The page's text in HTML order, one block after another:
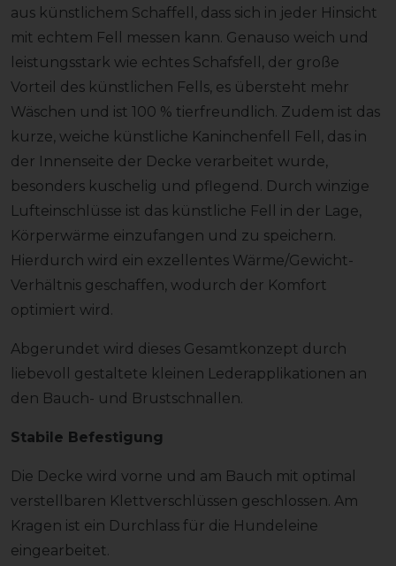
aus künstlichem Schaffell, dass sich in jeder Hinsicht
mit echtem Fell messen kann. Genauso weich und
leistungsstark wie echtes Schafsfell, der große
Vorteil des künstlichen Fells, es übersteht mehr
Wäschen und ist 100 % tierfreundlich. Zudem ist das
kurze, weiche künstliche Kaninchenfell Fell, das in
der Innenseite der Decke verarbeitet wurde,
besonders kuschelig und pflegend. Durch winzige
Lufteinschlüsse ist das künstliche Fell in der Lage,
Körperwärme einzufangen und zu speichern.
Hierdurch wird ein exzellentes Wärme/Gewicht-
Verhältnis geschaffen, wodurch der Komfort
optimiert wird.
Abgerundet wird dieses Gesamtkonzept durch
liebevoll gestaltete kleinen Lederapplikationen an
den Bauch- und Brustschnallen.
Stabile Befestigung
Die Decke wird vorne und am Bauch mit optimal
verstellbaren Klettverschlüssen geschlossen. Am
Kragen ist ein Durchlass für die Hundeleine
eingearbeitet.